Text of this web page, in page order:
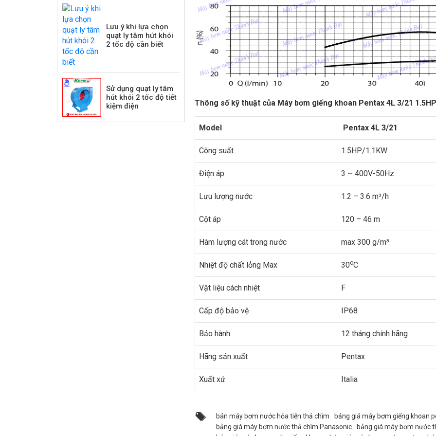
Lưu ý khi lựa chọn
quạt ly tâm hút khói
2 tốc độ cần biết
Sử dụng quạt ly tâm
hút khói 2 tốc độ tiết
kiệm điện
Thông số kỹ thuật của Máy bơm giếng khoan Pentax 4L 3/21 1.5HP
Model Pentax 4L 3/21
Công suất 1.5HP/1.1KW
Điện áp 3 ~ 400V-50Hz
Lưu lượng nước 1.2 – 3.6 m³/h
Cột áp 120 – 46 m
Hàm lượng cát trong nước max 300 g/m³
Nhiệt độ chất lỏng Max 30oC
Vật liệu cách nhiệt F
Cấp độ bảo vệ IP68
Bảo hành 12 tháng chính hãng
Hãng sản xuất Pentax
Xuất xứ Italia
bán máy bơm nước hỏa tiễn thả chìm
bảng giá máy bơm giếng khoan
bảng giá máy bơm nước thả chìm Panasonic
bảng giá máy bơm nước